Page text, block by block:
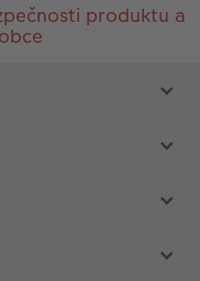
produktu a